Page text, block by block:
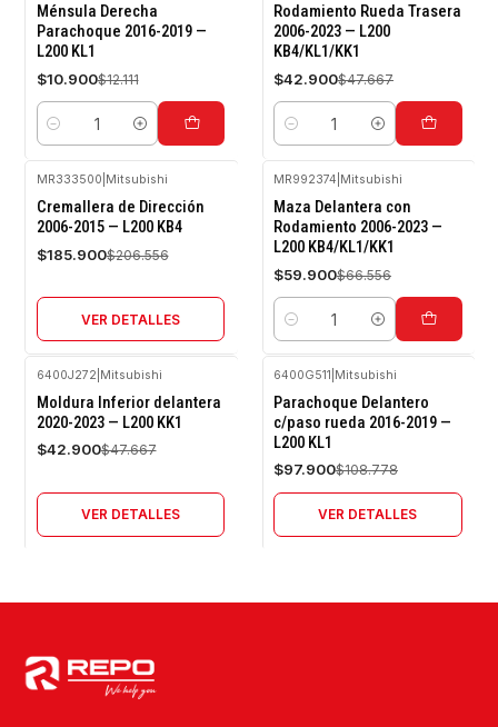
-10%
OFF
Ménsula Derecha
Parachoque 2016-2019 —
L200 KL1
$10.900$12.111
Cantidad
-10%
OFF
Rodamiento Rueda Trasera
2006-2023 — L200
KB4/KL1/KK1
$42.900$47.667
Cantidad
-10%
OFF
MR333500 Mitsubishi
Cremallera de Dirección
2006-2015 — L200 KB4
$185.900$206.556
VER DETALLES
-10%
OFF
MR992374 Mitsubishi
Maza Delantera con
Rodamiento 2006-2023 —
L200 KB4/KL1/KK1
$59.900$66.556
Cantidad
-10%
OFF
6400J272 Mitsubishi
Moldura Inferior delantera
2020-2023 — L200 KK1
$42.900$47.667
VER DETALLES
-10%
OFF
Agotado
6400G511 Mitsubishi
Parachoque Delantero
c/paso rueda 2016-2019 —
L200 KL1
$97.900$108.778
VER DETALLES